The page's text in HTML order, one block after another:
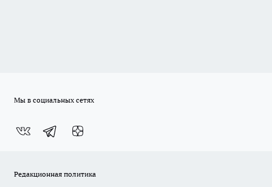
Мы в социальных сетях
Редакционная политика